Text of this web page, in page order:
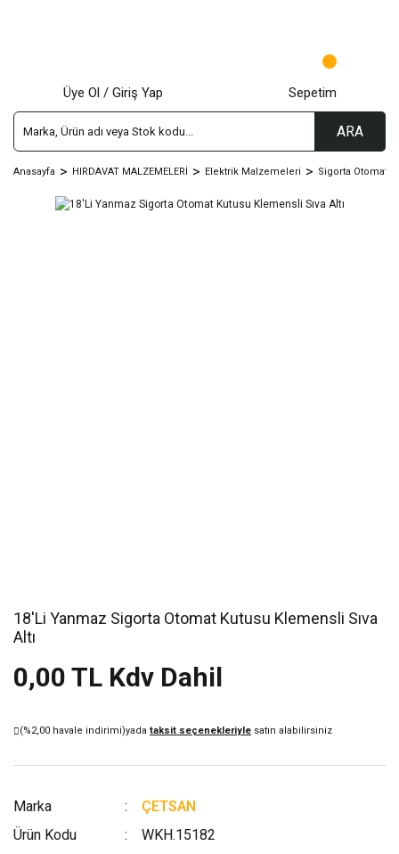
ARA
Üye Ol / Giriş Yap Sepetim
Anasayfa HIRDAVAT MALZEMELERİ Elektrik Malzemeleri Sigorta Otomat
18'Li Yanmaz Sigorta Otomat Kutusu Klemensli Sıva
Altı
0,00 TL Kdv Dahil
(%2,00 havale indirimi)yada taksit seçenekleriyle satın alabilirsiniz
Marka
ÇETSAN
Ürün Kodu
WKH.15182